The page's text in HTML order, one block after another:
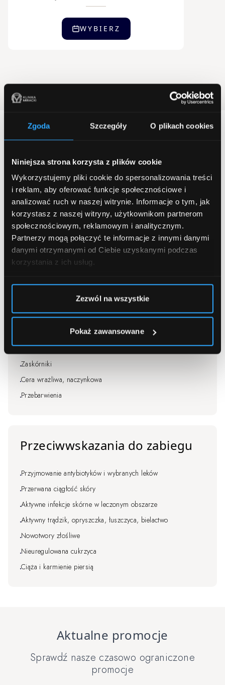
Zgoda Szczegóły O plikach cookies
Niniejsza strona korzysta z plików cookie
Wykorzystujemy pliki cookie do spersonalizowania treści
i reklam, aby oferować funkcje społecznościowe i
analizować ruch w naszej witrynie. Informacje o tym, jak
korzystasz z naszej witryny, użytkownikom partnerom
społecznościowym, reklamowym i analitycznym.
Partnerzy mogą połączyć te informacje z innymi danymi
danymi otrzymanymi od Ciebie uzyskanymi podczas
korzystania z ich usług.
Zezwól na wszystkie
Pokaż zawansowane
WYBIERZ
Ważne informacje
Wskazania i przeciwwskazania
Jeśli masz wątpliwości, czy przeprowadzenie zabiegu w Twoim
przypadku jest wskazane lub możliwe, zapraszamy na konsultację
kosmetologiczną. Poniżej znajdują się główne wskazania i
przeciwwskazania do terapii, ale każdy przypadek nasi doświadczeni
Specjaliści rozpatrują indywidualnie.
Poszarzała, zmęczona skóra
Odwodniona cera
Niejednolity koloryt skóry
Zrogowaciały naskórek
Zaskórniki
Cera wrażliwa, naczynkowa
Przebarwienia
Przeciwwskazania do zabiegu
Przyjmowanie antybiotyków i wybranych leków
Przerwana ciągłość skóry
Aktywne infekcje skórne w leczonym obszarze
Aktywny trądzik, opryszczka, łuszczyca, bielactwo
Nowotwory złośliwe
Nieuregulowana cukrzyca
Ciąża i karmienie piersią
Aktualne promocje
Sprawdź nasze czasowo ograniczone
promocje